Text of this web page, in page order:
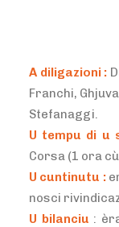
A diligazioni :
Franchi,
Stefanaggi.
U tempu di u
Corsa (1 ora
U cuntinutu :
nosci
U bilanciu :